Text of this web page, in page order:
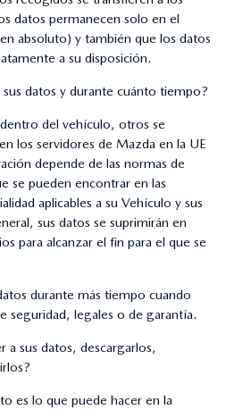
datos permanecen solo en el
absoluto) y también que los datos
a su disposición.
datos y durante cuánto tiempo?
del vehículo, otros se
los servidores de Mazda en la UE
depende de las normas de
se pueden encontrar en las
aplicables a su Vehículo y sus
sus datos se suprimirán en
para alcanzar el fin para el que se
durante más tiempo cuando
seguridad, legales o de garantía.
a sus datos, descargarlos,
es lo que puede hacer en la